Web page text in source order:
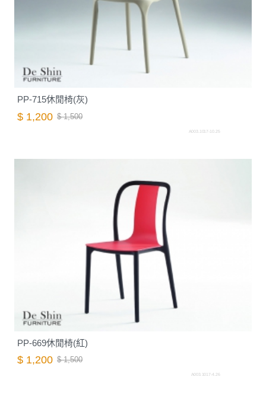
PP-715休閒椅(灰)
$ 1,200 $ 1,500
A003.1017-10.25
PP-669休閒椅(紅)
$ 1,200 $ 1,500
A003.1017-4.26